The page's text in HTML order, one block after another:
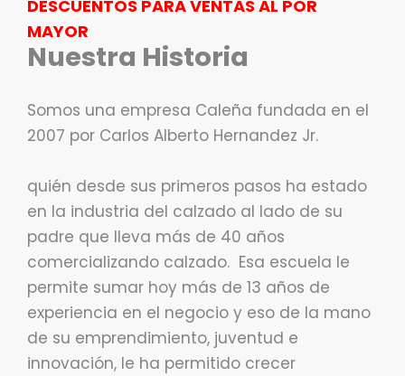
DESCUENTOS PARA VENTAS AL POR
MAYOR
Nuestra Historia
Somos una empresa Caleña fundada en el
2007 por Carlos Alberto Hernandez Jr.
quién desde sus primeros pasos ha estado
en la industria del calzado al lado de su
padre que lleva más de 40 años
comercializando calzado. Esa escuela le
permite sumar hoy más de 13 años de
experiencia en el negocio y eso de la mano
de su emprendimiento, juventud e
innovación, le ha permitido crecer